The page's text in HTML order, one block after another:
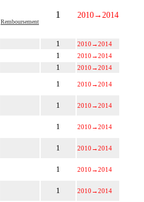
Remboursement
1 2010→ 2014
1 2010 →2014
1 2010 →2014
1 2010 →2014
1 2010 →2014
1 2010 →2014
1 2010 →2014
1 2010 →2014
1 2010 →2014
1 2010 →2014